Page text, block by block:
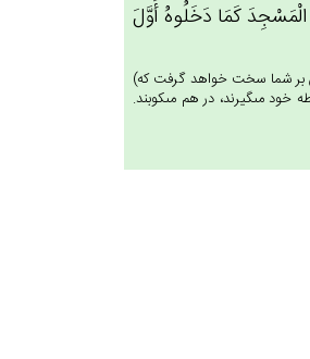
الْمَسْجِدَ كَمَا دَخَلُوه‌ُ أَوَّل‌َ
بر شما سخت خواهد گرفت كه)
خود مى‏گيرند، در هم مى‏كوبند.